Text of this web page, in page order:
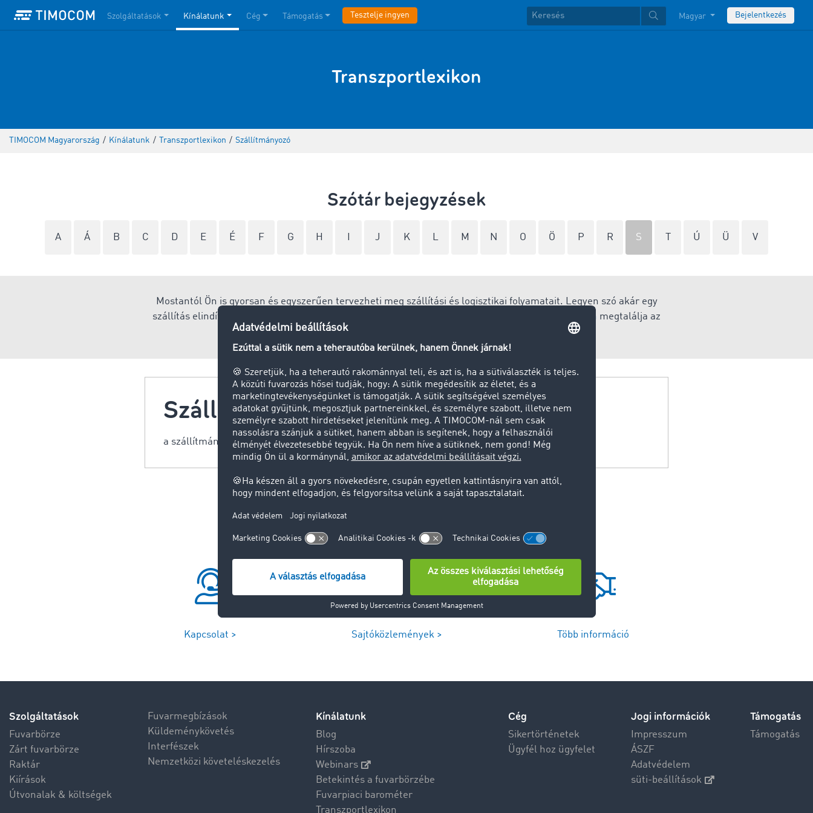
Szolgáltatások Kínálatunk Cég Támogatás Tesztelje ingyen Magyar Bejelentkezés
Transzportlexikon
TIMOCOM Magyarország / Kínálatunk / Transzportlexikon / Szállítmányozó
Szótár bejegyzések
A Á B C D E É F G H J K L M N O Ö P R S Ú Ü V
Mostantól Ön is gyorsan és egyszerűen tervezheti meg szállítási és logisztikai folyamatait. Legyen szó akár egy
szállítás elindításáról, lebonyolításáról vagy megbízások kezeléséről, a
TIMOCOM Marketplace-ben megtalálja az
igényeinek és digitalizációs szintjének megfelelő alkalmazást.
Szállítmányozó
a szállítmányozó (speditőr) az áru ill. termék fuvarozó általi szállítását megszervező kereskedő.
Kapcsolat > Sajtóközlemények > Több információ
Szolgáltatások
Fuvarbörze
Zárt fuvarbörze
Raktár
Kiírások
Útvonalak & költségek
Fuvarmegbízások
Küldeménykövetés
Interfészek
Nemzetközi követeléskezelés
Kínálatunk
Blog
Hírszoba
Webinars
Betekintés a fuvarbörzébe
Fuvarpiaci barométer
Transzportlexikon
Cég
Sikertörténetek
Ügyfél hoz ügyfelet
Jogi információk
Impresszum
ÁSZF
Adatvédelem
süti-beállítások
Támogatás
Támogatás